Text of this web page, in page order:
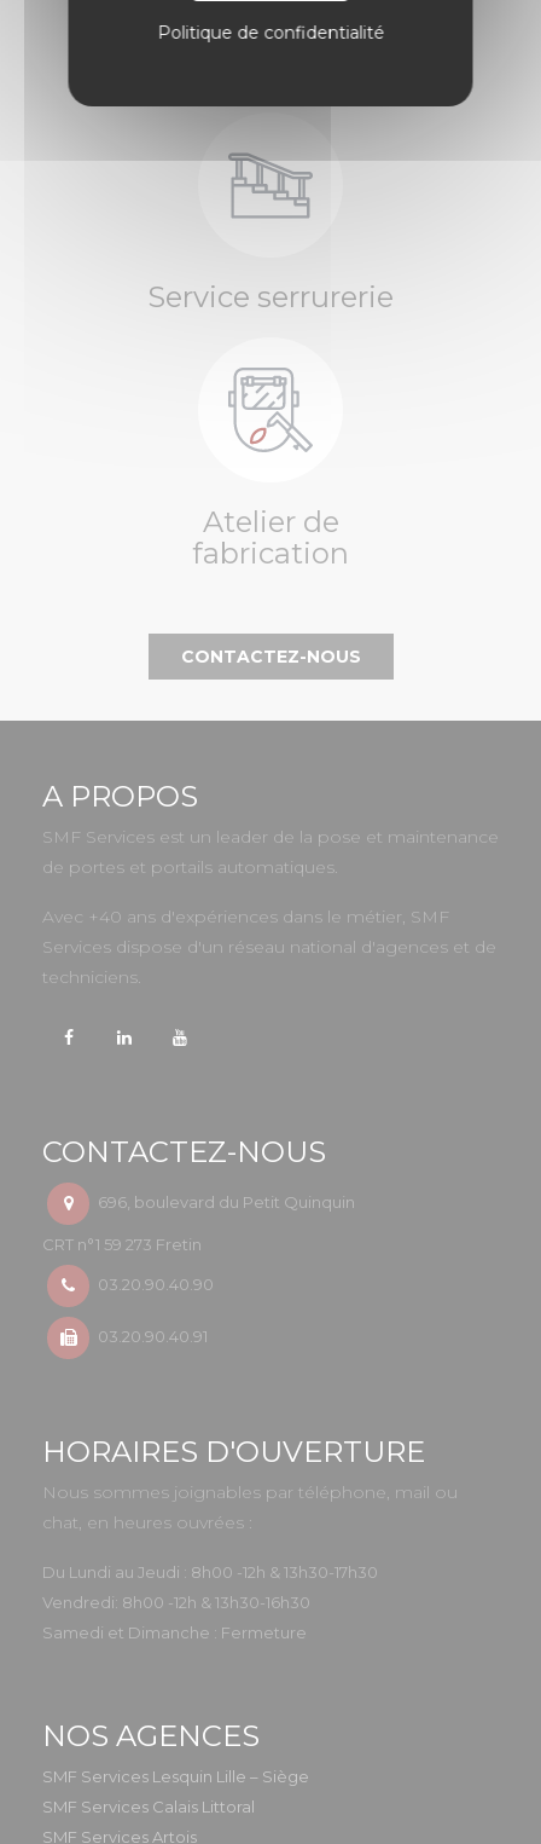
Fermeture
Service serrurerie
Atelier de
fabrication
CONTACTEZ-NOUS
A PROPOS
SMF Services est un leader de la pose et maintenance
de portes et portails automatiques.
Avec +40 ans d'expériences dans le métier, SMF
Services dispose d'un réseau national d'agences et de
techniciens.
CONTACTEZ-NOUS
696, boulevard du Petit Quinquin
CRT n°1 59 273 Fretin
03.20.90.40.90
03.20.90.40.91
HORAIRES D'OUVERTURE
Nous sommes joignables par téléphone, mail ou
chat, en heures ouvrées :
Du Lundi au Jeudi : 8h00 -12h & 13h30-17h30
Vendredi: 8h00 -12h & 13h30-16h30
Samedi et Dimanche : Fermeture
NOS AGENCES
SMF Services Lesquin Lille – Siège
SMF Services Calais Littoral
SMF Services Artois
Politique de confidentialité